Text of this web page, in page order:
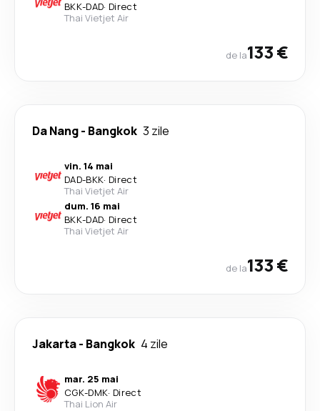
BKK-DAD· Direct
Thai Vietjet Air
de la133 €
Da Nang- Bangkok 3 zile
vin. 14 mai
DAD-BKK· Direct
Thai Vietjet Air
dum. 16 mai
BKK-DAD· Direct
Thai Vietjet Air
de la133 €
Jakarta- Bangkok 4 zile
mar. 25 mai
CGK-DMK· Direct
Thai Lion Air